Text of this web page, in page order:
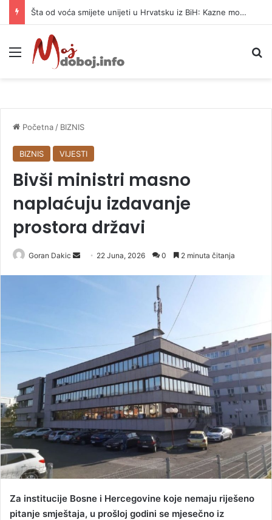
Šta od voća smijete unijeti u Hrvatsku iz BiH: Kazne mogu dostići 13.260 evra
Meni
Početna / BIZNIS
BIZNIS VIJESTI
Bivši ministri masno
naplaćuju izdavanje
prostora državi
Goran Dakic
a
l
22 Juna, 2026 0 2 minuta čitanja
Za institucije Bosne i Hercegovine koje nemaju riješeno
pitanje smještaja, u prošloj godini se mjesečno iz